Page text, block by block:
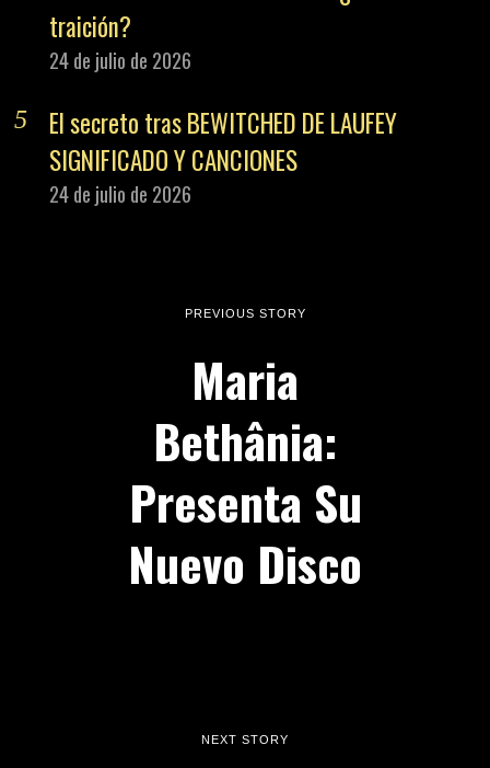
traición?
24 de julio de 2026
El secreto tras BEWITCHED DE LAUFEY
SIGNIFICADO Y CANCIONES
24 de julio de 2026
PREVIOUS STORY
Maria
Bethânia:
Presenta Su
Nuevo Disco
NEXT STORY